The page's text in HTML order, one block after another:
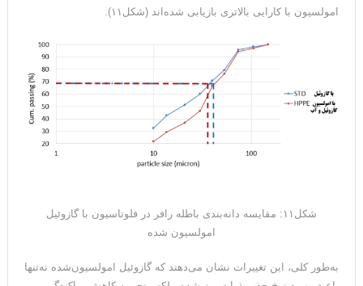
امولسیون با کارایی بالاتری بازیابی شده‌اند (شکل۱۱).
شکل۱۱: مقایسه دانه‌بندی باطله رافر در فلوتاسیون با گازوئیل
امولسیون شده
به‌طور کلی، این تغییرات نشان می‌دهند که گازوئیل امولسیون‌شده نه‌تنها